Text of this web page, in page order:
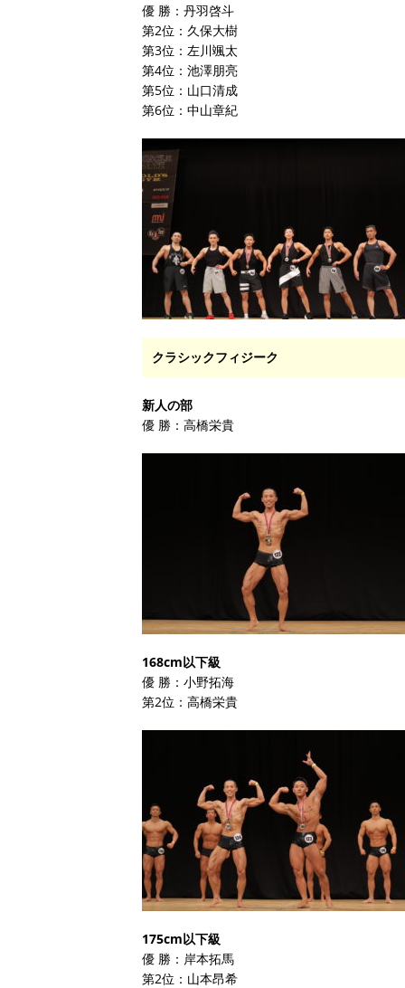
優 勝：丹羽啓斗
第2位：久保大樹
第3位：左川颯太
第4位：池澤朋亮
第5位：山口清成
第6位：中山章紀
クラシックフィジーク
新人の部
優 勝：高橋栄貴
168cm以下級
優 勝：小野拓海
第2位：高橋栄貴
175cm以下級
優 勝：岸本拓馬
第2位：山本昂希